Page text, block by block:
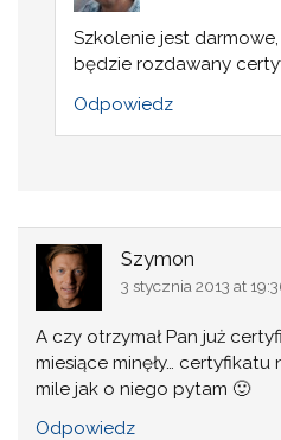
Szkolenie jest
będzie rozdawany
Odpowiedz
Szymon
3 stycznia 2013 at
A czy otrzymał Pan już
miesiące minęły… certyfikatu
mile jak o niego pytam 🙂
Odpowiedz